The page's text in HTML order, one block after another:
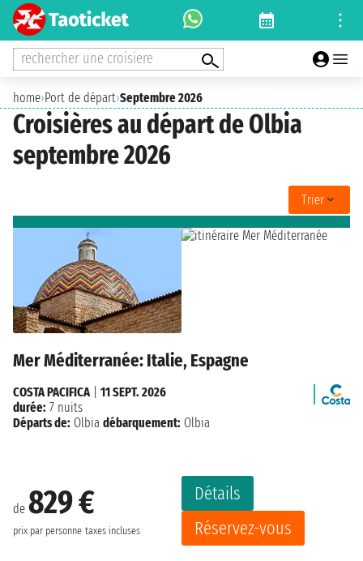
rechercher une croisiere
home›Port de départ›Septembre 2026
Croisières au départ de Olbia
septembre 2026
Trier
Mer Méditerranée: Italie, Espagne
de 829 €
prix par personne taxes incluses
Détails
Réservez-vous
COSTA PACIFICA
11 SEPT. 2026
durée: 7 nuits
Départs de: Olbia débarquement: Olbia